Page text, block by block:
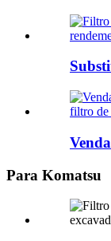
Para Komatsu